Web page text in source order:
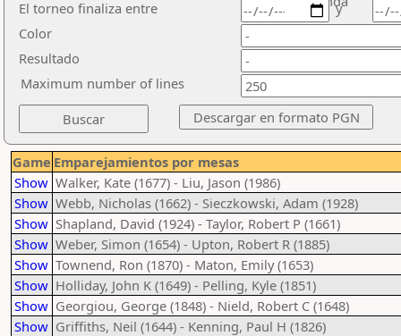
El torneo finaliza entre
Color
Resultado
y
Maximum number of lines
Game Emparejamientos por mesas
Show Walker, Kate (1677) - Liu, Jason (1986)
Show Webb, Nicholas (1662) - Sieczkowski, Adam (1928)
Show Shapland, David (1924) - Taylor, Robert P (1661)
Show Weber, Simon (1654) - Upton, Robert R (1885)
Show Townend, Ron (1870) - Maton, Emily (1653)
Show Holliday, John K (1649) - Pelling, Kyle (1851)
Show Georgiou, George (1848) - Nield, Robert C (1648)
Show Griffiths, Neil (1644) - Kenning, Paul H (1826)